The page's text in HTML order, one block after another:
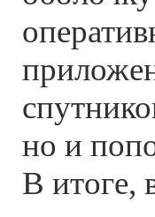
но и
В итоге,